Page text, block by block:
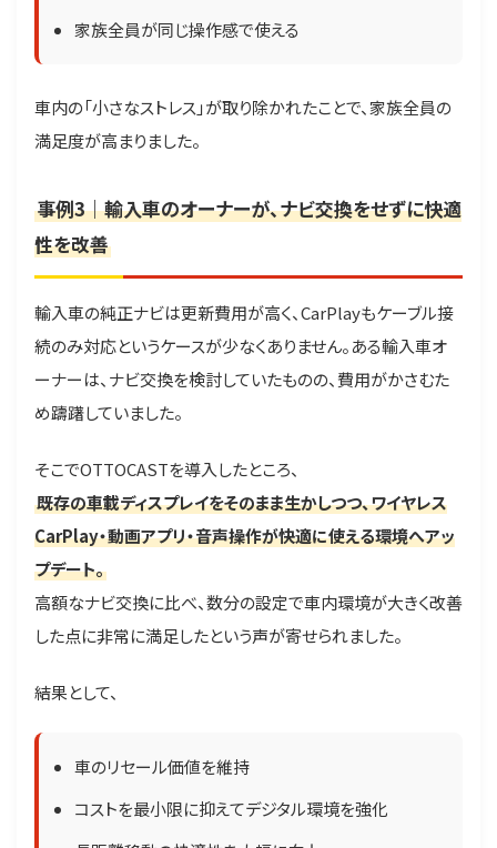
家族全員が同じ操作感で使える
車内の「小さなストレス」が取り除かれたことで、家族全員の
満足度が高まりました。
事例3｜輸入車のオーナーが、ナビ交換をせずに快適
性を改善
輸入車の純正ナビは更新費用が高く、CarPlayもケーブル接
続のみ対応というケースが少なくありません。ある輸入車オ
ーナーは、ナビ交換を検討していたものの、費用がかさむた
め躊躇していました。
そこでOTTOCASTを導入したところ、
既存の車載ディスプレイをそのまま生かしつつ、ワイヤレス
CarPlay・動画アプリ・音声操作が快適に使える環境へアッ
プデート。
高額なナビ交換に比べ、数分の設定で車内環境が大きく改善
した点に非常に満足したという声が寄せられました。
結果として、
車のリセール価値を維持
コストを最小限に抑えてデジタル環境を強化